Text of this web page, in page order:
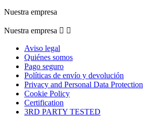
Nuestra empresa
Nuestra empresa  
Aviso legal
Quiénes somos
Pago seguro
Políticas de envío y devolución
Privacy and Personal Data
Cookie Policy
Certification
3RD PARTY TESTED